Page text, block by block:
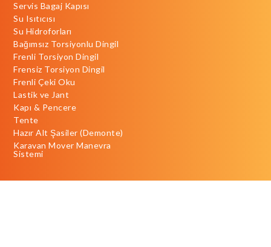
Servis Bagaj Kapısı
Su Isıtıcısı
Su Hidroforları
Bağımsız Torsiyonlu Dingil
Frenli Torsiyon Dingil
Frensiz Torsiyon Dingil
Frenli Çeki Oku
Lastik ve Jant
Kapı & Pencere
Tente
Hazır Alt Şasiler (Demonte)
Karavan Mover Manevra
Sistemi